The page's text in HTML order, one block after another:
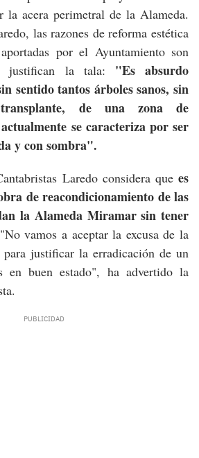
la acera perimetral de la Alameda.
las razones de reforma estética
por el Ayuntamiento son
justifican la tala: "Es absurdo
sentido tantos árboles sanos, sin
de una zona de
se caracteriza por ser
y con sombra".
Laredo considera que es
de reacondicionamiento de las
la Alameda Miramar sin tener
"No vamos a aceptar la excusa de la
justificar la erradicación de un
en buen estado", ha advertido la